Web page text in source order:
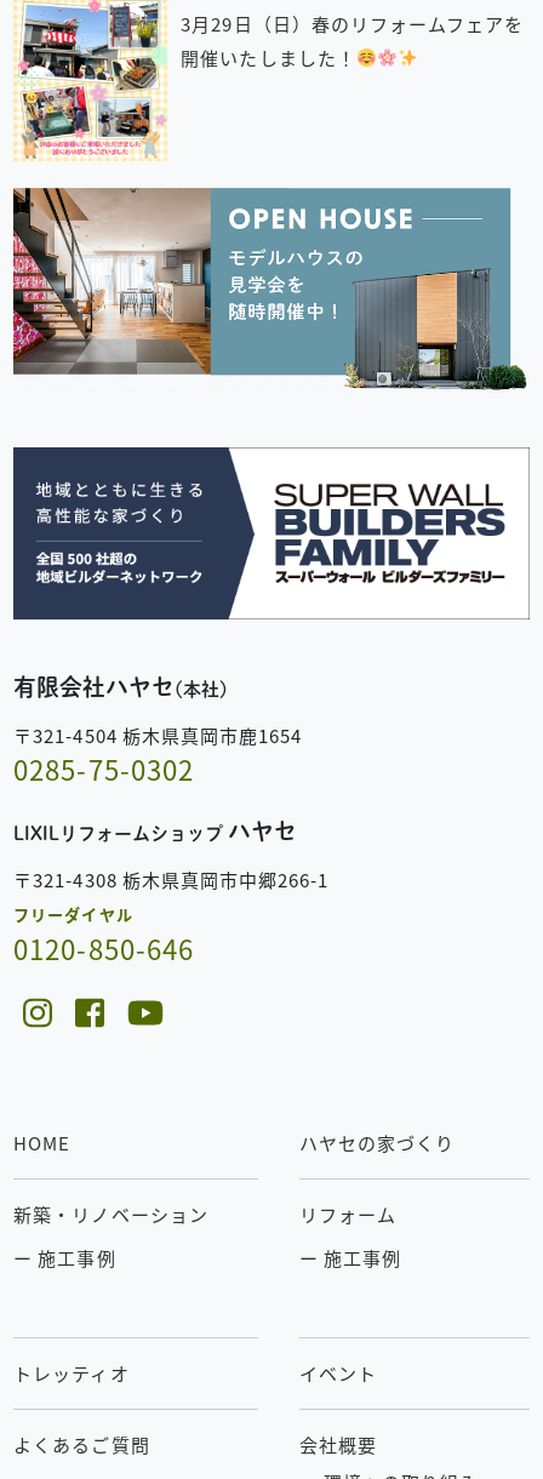
有限会社ハヤセ (本社)
〒321-4504 栃木県真岡市鹿1654
0285-75-0302
LIXILリフォームショップ ハヤセ
〒321-4308 栃木県真岡市中郷266-1
フリーダイヤル
0120-850-646
HOME
新築・リノベーション
ー 施工事例
トレッティオ
よくあるご質問
ハヤセの家づくり
リフォーム
ー 施工事例
イベント
会社概要
3月29日（日）春のリフォームフェアを
開催いたしました！